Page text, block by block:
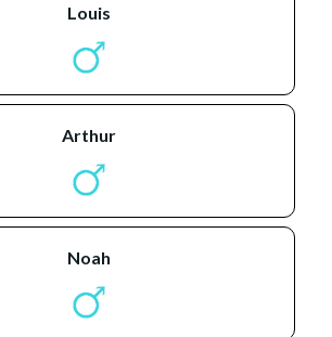
louis
arthur
noah